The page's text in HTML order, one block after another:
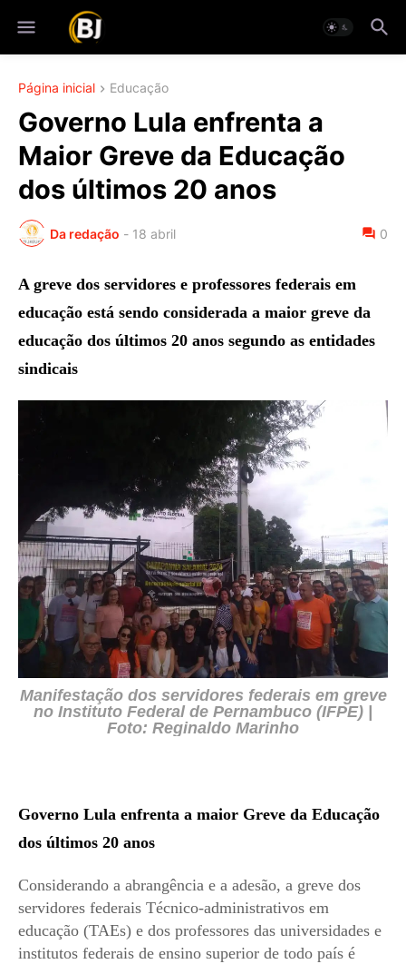
Página inicial Educação
Governo Lula enfrenta a
Maior Greve da Educação
dos últimos 20 anos
Da redação - 18 abril 0
A greve dos servidores e professores federais em
educação está sendo considerada a maior greve da
educação dos últimos 20 anos segundo as entidades
sindicais
Manifestação dos servidores federais em greve
no Instituto Federal de Pernambuco (IFPE) |
Foto: Reginaldo Marinho
Governo Lula enfrenta a maior Greve da Educação
dos últimos 20 anos
Considerando a abrangência e a adesão, a greve dos
servidores federais Técnico-administrativos em
educação (TAEs) e dos professores das universidades e
institutos federais de ensino superior de todo país é